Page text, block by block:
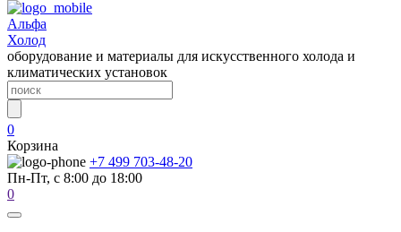
Альфа
Холод
оборудование и материалы для искусственного холода и
климатических установок
0
Корзина
+7 499 703-48-20
Пн-Пт, с 8:00 до 18:00
0